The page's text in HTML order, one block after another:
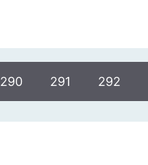
290 291 292